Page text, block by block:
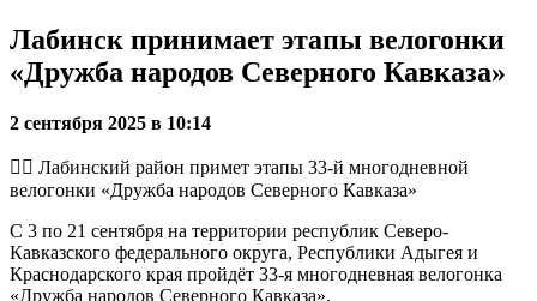
Лабинск принимает этапы велогонки
«Дружба народов Северного Кавказа»
2 сентября 2025 в 10:14
🚴‍♂ Лабинский район примет этапы 33-й многодневной
велогонки «Дружба народов Северного Кавказа»
С 3 по 21 сентября на территории республик Северо-
Кавказского федерального округа, Республики Адыгея и
Краснодарского края пройдёт 33-я многодневная велогонка
«Дружба народов Северного Кавказа».